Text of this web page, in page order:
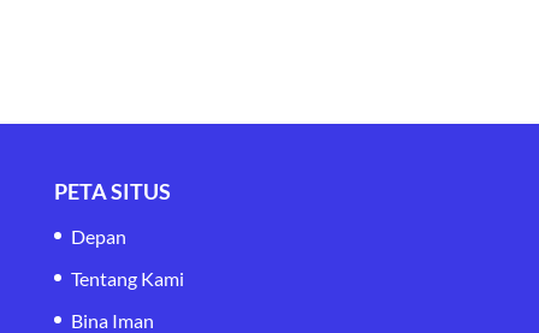
PETA SITUS
Depan
Tentang Kami
Bina Iman